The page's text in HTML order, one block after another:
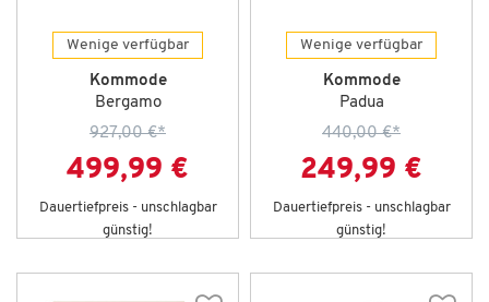
Wenige verfügbar
Kommode
Bergamo
927,00 €*
499,99 €
Dauertiefpreis - unschlagbar
günstig!
Wenige verfügbar
Kommode
Padua
440,00 €*
249,99 €
Dauertiefpreis - unschlagbar
günstig!